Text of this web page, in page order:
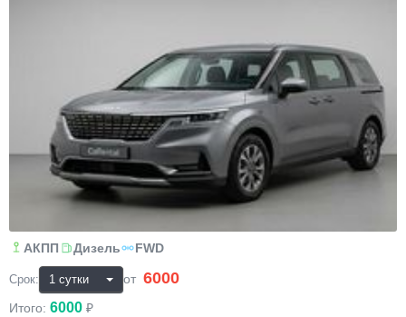
АКПП Дизель FWD
Срок: от 6000
Итого: 6000 ₽